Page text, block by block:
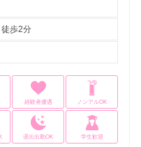
歩2分
経験者優遇 ノンアルOK
遅出出勤OK 学生歓迎